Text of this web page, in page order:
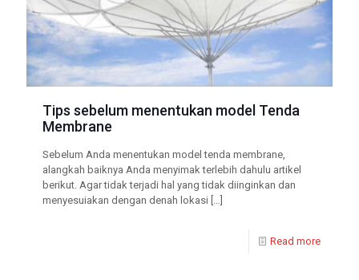
Tips sebelum menentukan model Tenda
Membrane
Sebelum Anda menentukan model tenda membrane,
alangkah baiknya Anda menyimak terlebih dahulu artikel
berikut. Agar tidak terjadi hal yang tidak diinginkan dan
menyesuiakan dengan denah lokasi
Read more